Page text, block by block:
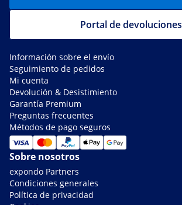
Portal de devoluciones
Información sobre el envío
Seguimiento de pedidos
Mi cuenta
Devolución & Desistimiento
Garantía Premium
Preguntas frecuentes
Métodos de pago seguros
Sobre nosotros
expondo Partners
Condiciones generales
Política de privacidad